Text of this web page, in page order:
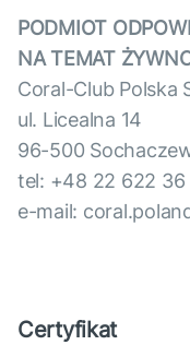
PODMIOT
NA TEMAT
Coral-Club Polska
ul. Licealna 14
96-500
tel: +48 22 622 36
e-mail:
Certyfikat